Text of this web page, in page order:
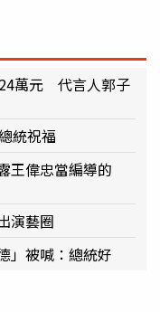
萬元 代言人郭子
統祝福
王偉忠當編導的
演藝圈
」被喊：總統好